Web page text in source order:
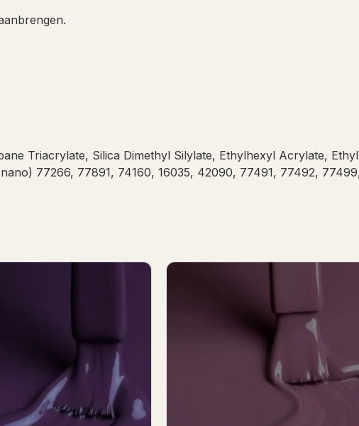
Triacrylate, Silica Dimethyl Silylate, Ethylhexyl Acrylate,
77266, 77891, 74160, 16035, 42090, 77491, 77492,
Bloody Cherry Gel Polish 7ml